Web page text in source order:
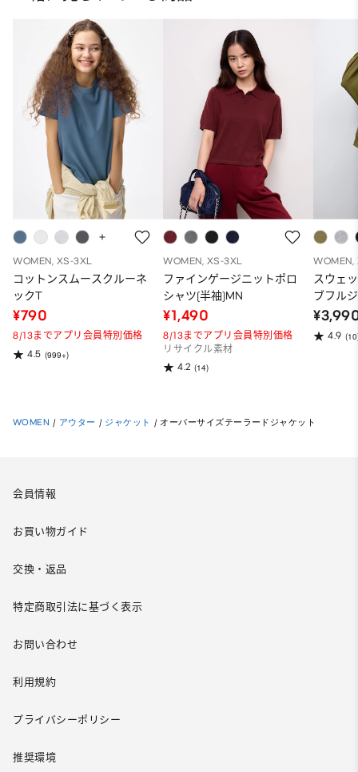
WOMEN, XS-3XL
コットンスムースクルーネ
ックT
¥790
8/13までアプリ会員特別価格
4.5 (999+)
WOMEN, XS-3XL
ファインゲージニットポロ
シャツ(半袖)MN
¥1,490
8/13までアプリ会員特別価格
リサイクル素材
4.2 (14)
WOMEN,
スウェ
ブフル
ーパー
ット）
4.9
WOMEN / アウター / ジャケット / オーバーサイズテーラードジャケット
会員情報
お買い物ガイド
交換・返品
特定商取引法に基づく表示
お問い合わせ
利用規約
プライバシーポリシー
推奨環境